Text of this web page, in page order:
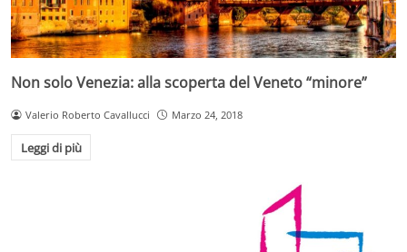
Non solo Venezia: alla scoperta del Veneto “minore”
Valerio Roberto Cavallucci Marzo 24, 2018
Leggi di più